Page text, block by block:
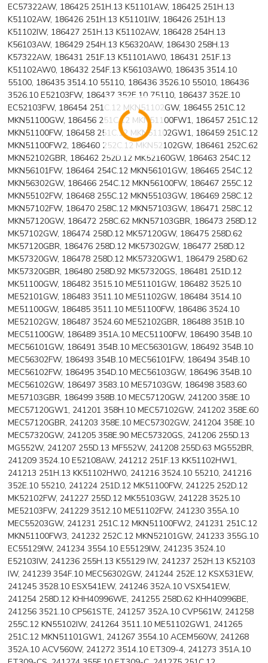
EC57322AW, 186425 251H.13 K51101AW, 186425 251H.13
K51102AW, 186426 251H.13 K51101IW, 186426 251H.13
K51102IW, 186427 251H.13 K51102AW, 186428 254H.13
K56103AW, 186429 254H.13 K56320AW, 186430 258H.13
K57322AW, 186431 251F.13 K51101AW0, 186431 251F.13
K51102AW0, 186432 254F.13 K56103AW0, 186435 3514.10
55100, 186435 3514.10 55110, 186436 3526.10 55010, 186436
3526.10 E52103FW, 186437 352E.10 75110, 186437 352E.10
EC52103FW, 186454 251C.12 MKN51102GW, 186455 251C.12
MKN51100GW, 186456 251C.12 MKN51100FW1, 186457 251C.12
MKN51100FW, 186458 251C.12 MKN51102GW1, 186459 251C.12
MKN51100FW2, 186460 252C.12 MKN52102GW, 186461 252C.62
MKN52102GBR, 186462 252D.12 MK52160GW, 186463 254C.12
MKN56101FW, 186464 254C.12 MKN56101GW, 186465 254C.12
MKN56302GW, 186466 254C.12 MKN56100FW, 186467 255C.12
MKN55102FW, 186468 255C.12 MKN55103GW, 186469 258C.12
MKN57102FW, 186470 258C.12 MKN57103GW, 186471 258C.12
MKN57120GW, 186472 258C.62 MKN57103GBR, 186473 258D.12
MK57102GW, 186474 258D.12 MK57120GW, 186475 258D.62
MK57120GBR, 186476 258D.12 MK57302GW, 186477 258D.12
MK57320GW, 186478 258D.12 MK57320GW1, 186479 258D.62
MK57320GBR, 186480 258D.92 MK57320GS, 186481 251D.12
MK51100GW, 186482 3515.10 ME51101GW, 186482 3525.10
ME52101GW, 186483 3511.10 ME51102GW, 186484 3514.10
ME51100GW, 186485 3511.10 ME51100FW, 186486 3524.10
ME52102GW, 186487 3524.60 ME52102GBR, 186488 351B.10
MEC51100GW, 186489 351A.10 MEC51100FW, 186490 354B.10
MEC56101GW, 186491 354B.10 MEC56301GW, 186492 354B.10
MEC56302FW, 186493 354B.10 MEC56101FW, 186494 354B.10
MEC56102FW, 186495 354D.10 MEC56103GW, 186496 354B.10
MEC56102GW, 186497 3583.10 ME57103GW, 186498 3583.60
ME57103GBR, 186499 358B.10 MEC57120GW, 241200 358E.10
MEC57120GW1, 241201 358H.10 MEC57102GW, 241202 358E.60
MEC57120GBR, 241203 358E.10 MEC57302GW, 241204 358E.10
MEC57320GW, 241205 358E.90 MEC57320GS, 241206 255D.13
MG552W, 241207 255D.13 MF552W, 241208 255D.63 MG552BR,
241209 3524.10 E52108AW, 241212 251F.13 KK51102HW1,
241213 251H.13 KK51102HW0, 241216 3524.10 55210, 241216
352E.10 55210, 241224 251D.12 MK51100FW, 241225 252D.12
MK52102FW, 241227 255D.12 MK55103GW, 241228 3525.10
ME52103FW, 241229 3512.10 ME51102FW, 241230 355A.10
MEC55203GW, 241231 251C.12 MKN51100FW2, 241231 251C.12
MKN51100FW3, 241232 252C.12 MKN52101GW, 241233 355G.10
EC55129IW, 241234 3554.10 E55129IW, 241235 3524.10
E52103IW, 241236 255H.13 K55129 IW, 241237 252H.13 K52103
IW, 241239 354F.10 MEC56302GW, 241244 252E.12 KSX531EW,
241245 3528.10 ESX541EW, 241246 352A.10 VSX541EW,
241254 258D.12 KHH40996WE, 241255 258D.62 KHH40996BE,
241256 3521.10 CP561STE, 241257 352A.10 CVP561W, 241258
255C.12 KN55102IW, 241264 3511.10 ME51102GW1, 241265
251C.12 MKN51101GW1, 241267 3554.10 ACEM560W, 241268
352A.10 ACV560W, 241272 3514.10 ET309-4, 241273 351A.10